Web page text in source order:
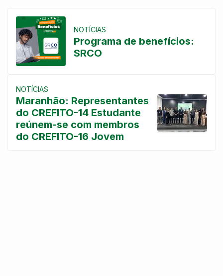
NOTÍCIAS
Programa de benefícios:
SRCO
NOTÍCIAS
Maranhão: Representantes
do CREFITO-14 Estudante
reúnem-se com membros
do CREFITO-16 Jovem